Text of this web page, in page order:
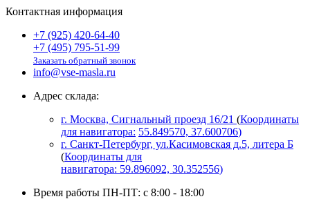
Контактная информация
+7 (925) 420-64-40
+7 (495) 795-51-99
Заказать обратный звонок
info@vse-masla.ru
Адрес склада:
г. Москва, Сигнальный проезд 16/21 (Координаты
для навигатора: 55.849570, 37.600706)
г. Санкт-Петербург, ул.Касимовская д.5, литера Б
(Координаты для
навигатора: 59.896092, 30.352556)
Время работы ПН-ПТ: с 8:00 - 18:00